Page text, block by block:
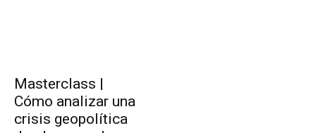
Masterclass |
Cómo analizar una
crisis geopolítica